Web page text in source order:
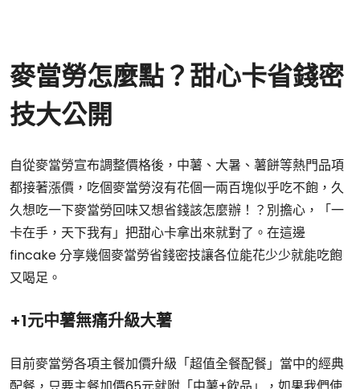
麥當勞怎麼點？甜心卡省錢密
技大公開
自從麥當勞宣布調整價格後，中薯、大暑、薯餅等熱門品項
都接著漲價，吃個麥當勞沒有花個一兩百塊似乎吃不飽，久
久想吃一下麥當勞回味又想省錢該怎麼辦！？別擔心，「一
卡在手，天下我有」把甜心卡拿出來就對了。在這邊
fincake 分享幾個麥當勞省錢密技讓各位能花少少就能吃飽
又喝足。
+1元中薯無痛升級大薯
目前麥當勞各項主餐加價升級「超值全餐配餐」當中的經典